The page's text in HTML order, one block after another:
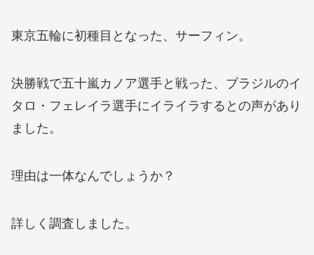
東京五輪に初種目となった、サーフィン。
決勝戦で五十嵐カノア選手と戦った、ブラジルのイ
タロ・フェレイラ選手にイライラするとの声があり
ました。
理由は一体なんでしょうか？
詳しく調査しました。